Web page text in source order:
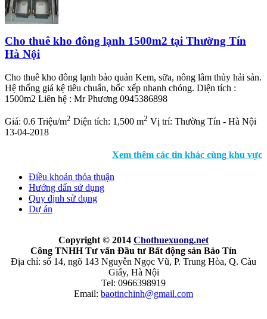
Cho thuê kho đông lạnh 1500m2 tại Thường Tín
Hà Nội
Cho thuê kho đông lạnh bảo quản Kem, sữa, nông lâm thủy hải sản.
Hệ thống giá kệ tiêu chuẩn, bốc xếp nhanh chóng. Diện tích :
1500m2 Liên hệ : Mr Phương 0945386898
Giá: 0.6 Triệu/m2 Diện tích: 1,500 m2 Vị trí: Thường Tín - Hà Nội
13-04-2018
Xem thêm các tin khác cùng khu vực
Điều khoản thỏa thuận
Hướng dẩn sử dụng
Quy định sử dụng
Dự án
Copyright © 2014 Chothuexuong.net
Công TNHH Tư vấn Đầu tư Bất động sản Bảo Tín
Địa chỉ: số 14, ngõ 143 Nguyễn Ngọc Vũ, P. Trung Hòa, Q. Càu
Giấy, Hà Nội
Tel: 0966398919
Email: baotinchinh@gmail.com